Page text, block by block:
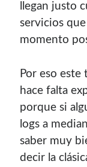
con el
Si deseas
web, te
llegan justo
servicios
momento
Por eso
hace falta
porque si
logs a
saber muy
decir la